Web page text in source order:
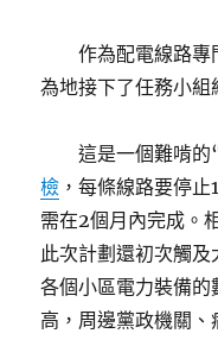
作為配電線路
為地接下了任務小組
這是一個難啃
檢 ，每條線路要停
需在2個月內完成。
此次計劃還初次觸
各個小區電力裝備
高，周邊黨政機關